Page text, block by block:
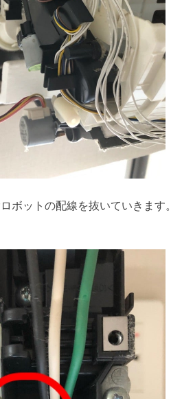
ボットの配線を抜いていきます。